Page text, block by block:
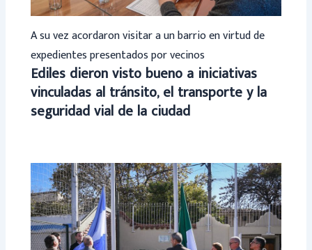
A su vez acordaron visitar a un barrio en virtud de
expedientes presentados por vecinos
Ediles dieron visto bueno a iniciativas
vinculadas al tránsito, el transporte y la
seguridad vial de la ciudad